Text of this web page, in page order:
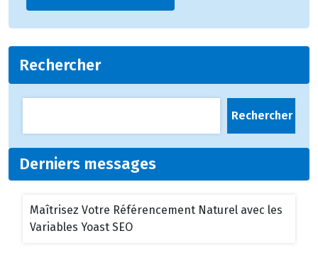
Rechercher
Rechercher
Derniers messages
Maîtrisez Votre Référencement Naturel avec les
Variables Yoast SEO